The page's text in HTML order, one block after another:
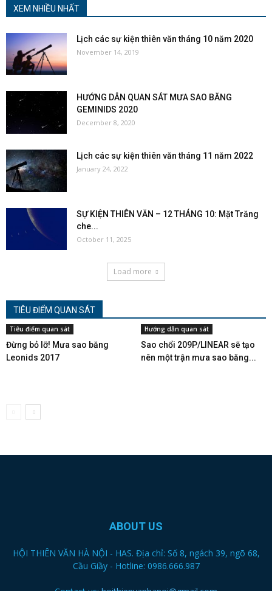
XEM NHIỀU NHẤT
Lịch các sự kiện thiên văn tháng 10 năm 2020
November 14, 2019
HƯỚNG DẪN QUAN SÁT MƯA SAO BĂNG
GEMINIDS 2020
December 8, 2020
Lịch các sự kiện thiên văn tháng 11 năm 2022
January 24, 2022
SỰ KIỆN THIÊN VĂN – 12 THÁNG 10: Mặt Trăng
che...
October 11, 2025
Load more
TIÊU ĐIỂM QUAN SÁT
Tiêu điểm quan sát
Đừng bỏ lỡ! Mưa sao băng
Leonids 2017
Hướng dẫn quan sát
Sao chổi 209P/LINEAR sẽ tạo
nên một trận mưa sao băng...
ABOUT US
HỘI THIÊN VĂN HÀ NỘI - HAS. Địa chỉ: Số 8, ngách 39, ngõ 68,
Cầu Giầy - Hotline: 0986.666.987